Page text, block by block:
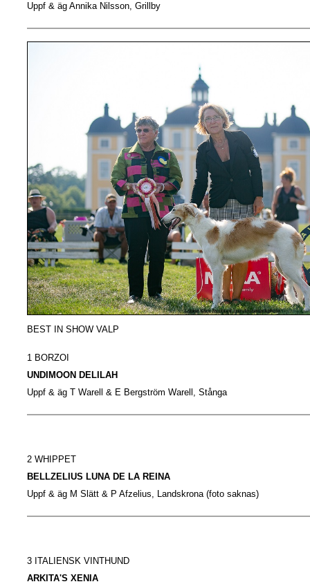
Uppf & äg Annika Nilsson, Grillby
BEST IN SHOW VALP
1 BORZOI
UNDIMOON DELILAH
Uppf & äg T Warell & E Bergström Warell, Stånga
2 WHIPPET
BELLZELIUS LUNA DE LA REINA
Uppf & äg M Slätt & P Afzelius, Landskrona(foto saknas)
3 ITALIENSK VINTHUND
ARKITA'S XENIA